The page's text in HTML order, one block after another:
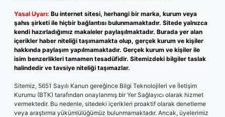
Yasal Uyarı: Bu internet sitesi, herhangi bir marka, kurum veya
şahıs şirketi ile hiçbir bağlantısı bulunmamaktadır. Sitede yalnızca
kendi hazırladığımız makaleler paylaşılmaktadır. Burada yer alan
içerikler haber niteliği taşımamakta olup, gerçek kurum ve kişiler
hakkında paylaşım yapılmamaktadır. Gerçek kurum ve kişiler ile
isim benzerlikleri tamamen tesadüfidir. Sitemizdeki bilgiler taslak
halindedir ve tavsiye niteliği taşımazlar.
Sitemiz, 5651 Sayılı Kanun gereğince Bilgi Teknolojileri ve İletişim
Kurumu (BTK) tarafından onaylanmış bir Yer Sağlayıcı olarak hizmet
vermektedir. Bu nedenle, sitedeki içerikleri proaktif olarak denetleme
veya araştırma yükümlülüğümüz bulunmamaktadır. Ancak, üyelerimiz